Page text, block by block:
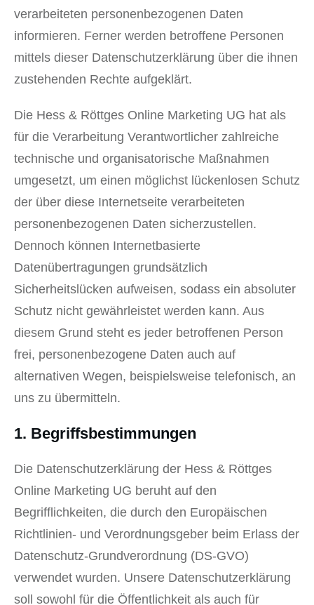
verarbeiteten personenbezogenen Daten
informieren. Ferner werden betroffene Personen
mittels dieser Datenschutzerklärung über die ihnen
zustehenden Rechte aufgeklärt.
Die Hess & Röttges Online Marketing UG hat als
für die Verarbeitung Verantwortlicher zahlreiche
technische und organisatorische Maßnahmen
umgesetzt, um einen möglichst lückenlosen Schutz
der über diese Internetseite verarbeiteten
personenbezogenen Daten sicherzustellen.
Dennoch können Internetbasierte
Datenübertragungen grundsätzlich
Sicherheitslücken aufweisen, sodass ein absoluter
Schutz nicht gewährleistet werden kann. Aus
diesem Grund steht es jeder betroffenen Person
frei, personenbezogene Daten auch auf
alternativen Wegen, beispielsweise telefonisch, an
uns zu übermitteln.
1. Begriffsbestimmungen
Die Datenschutzerklärung der Hess & Röttges
Online Marketing UG beruht auf den
Begrifflichkeiten, die durch den Europäischen
Richtlinien- und Verordnungsgeber beim Erlass der
Datenschutz-Grundverordnung (DS-GVO)
verwendet wurden. Unsere Datenschutzerklärung
soll sowohl für die Öffentlichkeit als auch für